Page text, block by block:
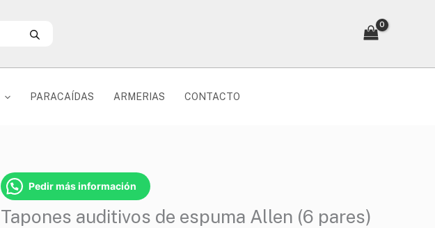
PARACAÍDAS ARMERIAS CONTACTO
Pedir más información
Tapones auditivos de espuma Allen (6 pares)
Tapones
auditivos
de